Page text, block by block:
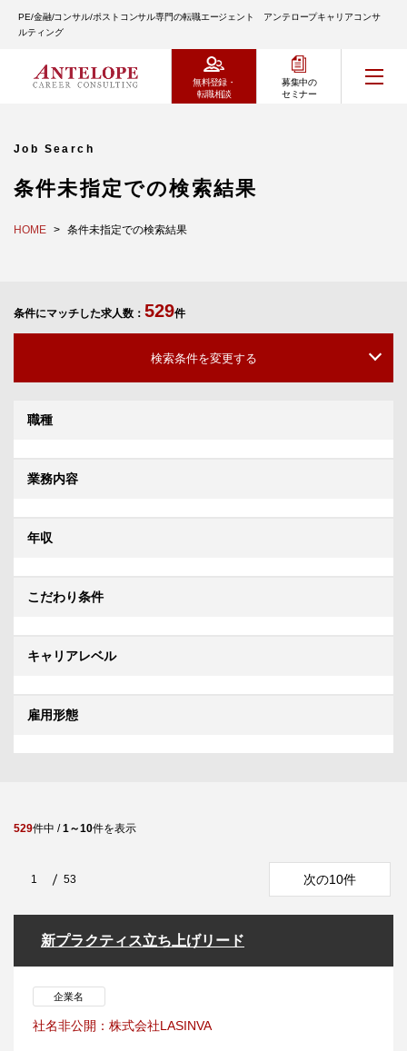
PE/金融/コンサル/ポストコンサル専門の転職エージェント アンテロープキャリアコンサ
ルティング
無料登録・
転職相談
募集中の
セミナー
Job Search
条件未指定での検索結果
HOME 条件未指定での検索結果
条件にマッチした求人数： 529件
検索条件を変更する
職種
業務内容
年収
こだわり条件
キャリアレベル
雇用形態
529件中 /1～10件を表示
1 53 次の10件
新プラクティス立ち上げリード
企業名
社名非公開：株式会社LASINVA